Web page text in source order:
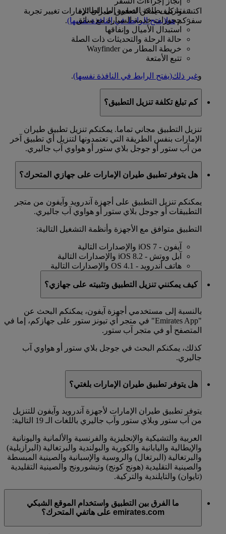
اكتشفوا كيف يمكن لتطبيق طيران الإمارات تغيير تجربة
سفركمهنا(يفتح الرابط في النافذة نفسها).
تنزيل بطاقة الصعود إلى الطائرة
حجوزات خدمة السيارة مع سائق
استبدال الأميال وإنفاقها
حالة الرحلة والتحديثات ذات الصلة
خريطة المطار من Wayfinder
تتبع الأمتعة
وغير ذلك(يفتح الرابط في النافذة نفسها).
كم تبلغ تكلفة تنزيل التطبيق؟
تنزيل التطبيق مجاني تماما. يمكنكم تنزيل تطبيق طيران
الإمارات بنفس الطريقة التي تعتمدونها لتنزيل أي تطبيق آخر
من آب ستور أو جوجل بلاي ستور أو هواوي آب جاليري.
هل يتوفر تطبيق طيران الإمارات على جهازي المتحرك؟
يمكنكم تنزيل التطبيق على أجهزة آندرويد وآيفون من متجر
التطبيقات أو جوجل بلاي ستور أو هواوي آب جاليري.
التطبيق متوافق مع الأجهزة وأنظمة التشغيل التالية:
آيفون - iOS 7 والإصدارات التالية
آبل ووتش - iOS 8.2 والإصدارات التالية
هاتف أندرويد - OS 4.1 والإصدارات التالية
كيف يمكنني تنزيل التطبيق وتثبيته على جهازي؟
بالنسبة إلى مستخدمي أجهزة آيفون، يمكنكم البحث عن
"Emirates App" في متجر آي تيونز ستور على جهازكم، إما في
المتصفح أو في متجر آب ستور.
كذلك، يمكنكم البحث في جوجل بلاي ستور أو هواوي آب
جاليري.
هل يتوفر تطبيق طيران الإمارات بلغتي؟
يتوفر تطبيق طيران الإمارات لأجهزة آندرويد وآيفون للتنزيل
من آب ستور وبلاي ستور وآب جاليري باللغات الـ 19 التالية:
العربية والتشيكية والإنجليزية والفرنسية والألمانية واليونانية
والإيطالية واليابانية والكورية والبولندية والبرتغالية (البرازيلية)
والبرتغالية (البرتغال) والروسية والإسبانية والصينية المبسطة
والصينية التقليدية (هونج كونج) وتيشورونج والصينية التقليدية
(تايوان) والتايلندية والتركية.
ما الفرق بين التطبيق واستخدام الموقع الشبكي
emirates.com على هاتفي المتحرك؟